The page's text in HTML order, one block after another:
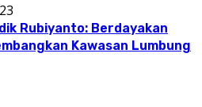
Rubiyanto: Berdayakan
Kawasan Lumbung